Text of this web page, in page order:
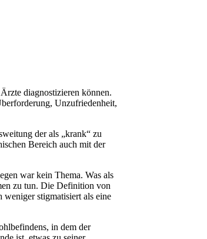
diagnostizieren können.
Unzufriedenheit,
der als „krank“ zu
Bereich auch mit der
war kein Thema. Was als
zu tun. Die Definition von
stigmatisiert als eine
in dem der